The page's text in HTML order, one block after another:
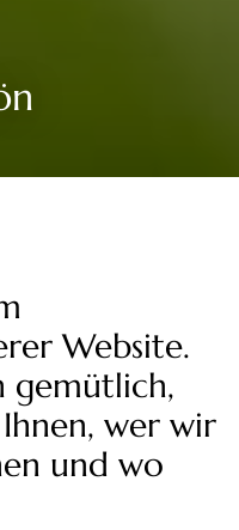
Website.
gemütlich,
wer wir
und wo